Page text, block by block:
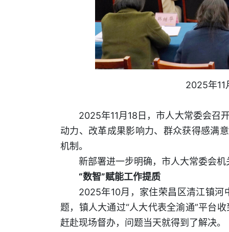
2025年11
2025年11月18日，市人大常委会召
动力、改革成果影响力、群众获得感满
机制。
新部署进一步明确，市人大常委会
“数智”赋能工作提质
2025年10月，家住荣昌区清江镇河
题，镇人大通过“人大代表全渝通”平台
赶赴现场督办，问题当天就得到了解决。